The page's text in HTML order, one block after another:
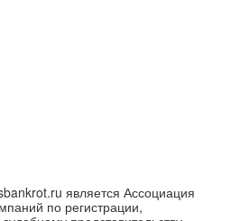
является Ассоциация
по регистрации,
представительству.